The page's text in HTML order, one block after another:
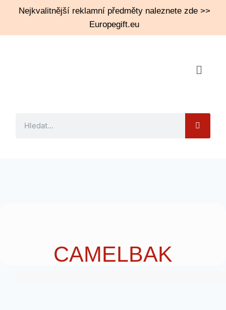
Nejkvalitnější reklamní předměty naleznete zde >>
Europegift.eu
CAMELBAK